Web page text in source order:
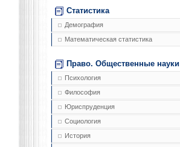
Статистика
Демография
Математическая статистика
Право. Общественные науки
Психология
Философия
Юриспруденция
Социология
История